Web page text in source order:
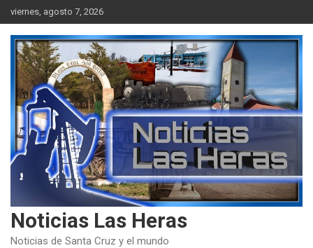
Skip
to
content
viernes, agosto 7, 2026
Noticias Las Heras
Noticias de Santa Cruz y el mundo